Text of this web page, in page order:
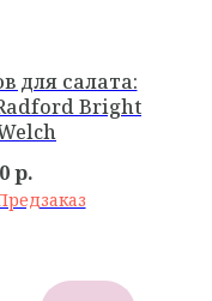
для салата:
Bright
р.